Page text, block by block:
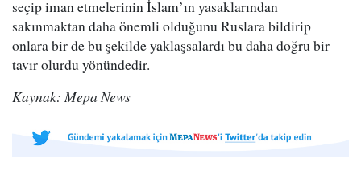
seçip iman etmelerinin İslam’ın yasaklarından
sakınmaktan daha önemli olduğunu Ruslara bildirip
onlara bir de bu şekilde yaklaşsalardı bu daha doğru bir
tavır olurdu yönündedir.
Kaynak: Mepa News